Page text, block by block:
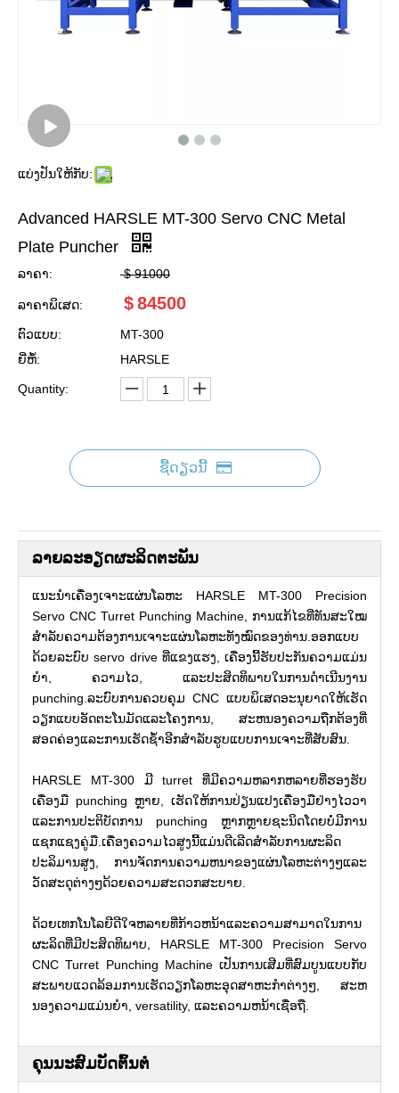
ແບ່ງປັນໃຫ້ກັບ:
Advanced HARSLE MT-300 Servo CNC Metal
Plate Puncher
ລາຄາ: $ 91000
ລາຄາພິເສດ: $84500
ຕົວແບບ:
MT-300
ຍີ່ຫໍ້:
HARSLE
Quantity:
ຊື້​ດຽວ​ນີ້
ລາຍ​ລະ​ອຽດ​ຜະ​ລິດ​ຕະ​ພັນ
ແນະນຳເຄື່ອງເຈາະແຜ່ນໂລຫະ HARSLE MT-300 Precision
Servo CNC Turret Punching Machine, ການແກ້ໄຂທີ່ທັນສະໃໝ
ສຳລັບຄວາມຕ້ອງການເຈາະແຜ່ນໂລຫະທັງໝົດຂອງທ່ານ.ອອກແບບ
ດ້ວຍລະບົບ servo drive ທີ່ແຂງແຮງ, ເຄື່ອງນີ້ຮັບປະກັນຄວາມແມ່ນ
ຍໍາ, ຄວາມໄວ, ແລະປະສິດທິພາບໃນການດໍາເນີນງານ
punching.ລະບົບການຄວບຄຸມ CNC ແບບພິເສດອະນຸຍາດໃຫ້ເຮັດ
ວຽກແບບອັດຕະໂນມັດແລະໂຄງການ, ສະຫນອງຄວາມຖືກຕ້ອງທີ່
ສອດຄ່ອງແລະການເຮັດຊ້ໍາອີກສໍາລັບຮູບແບບການເຈາະທີ່ສັບສົນ.
HARSLE MT-300 ມີ turret ທີ່ມີຄວາມຫລາກຫລາຍທີ່ຮອງຮັບ
ເຄື່ອງມື punching ຫຼາຍ, ເຮັດໃຫ້ການປ່ຽນແປງເຄື່ອງມືຢ່າງໄວວາ
ແລະການປະຕິບັດການ punching ຫຼາກຫຼາຍຊະນິດໂດຍບໍ່ມີການ
ແຊກແຊງຄູ່ມື.ເຄື່ອງຄວາມໄວສູງນີ້ແມ່ນດີເລີດສໍາລັບການຜະລິດ
ປະລິມານສູງ, ການຈັດການຄວາມຫນາຂອງແຜ່ນໂລຫະຕ່າງໆແລະ
ວັດສະດຸຕ່າງໆດ້ວຍຄວາມສະດວກສະບາຍ.
ດ້ວຍເທກໂນໂລຍີດີໃຈຫລາຍທີ່ກ້າວຫນ້າແລະຄວາມສາມາດໃນການ
ຜະລິດທີ່ມີປະສິດທິພາບ, HARSLE MT-300 Precision Servo
CNC Turret Punching Machine ເປັນການເສີມທີ່ສົມບູນແບບກັບ
ສະພາບແວດລ້ອມການເຮັດວຽກໂລຫະອຸດສາຫະກໍາຕ່າງໆ, ສະຫ
ນອງຄວາມແມ່ນຍໍາ, versatility, ແລະຄວາມຫນ້າເຊື່ອຖື.
ຄຸນນະສົມບັດຕົ້ນຕໍ